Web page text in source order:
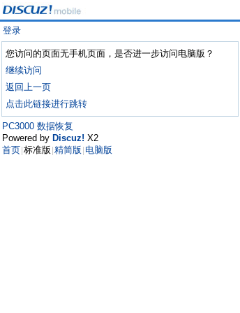
登录
您访问的页面无手机页面，是否进一步访问电脑版？
继续访问
返回上一页
点击此链接进行跳转
PC3000 数据恢复
Powered by Discuz! X2
首页 标准版 精简版 电脑版